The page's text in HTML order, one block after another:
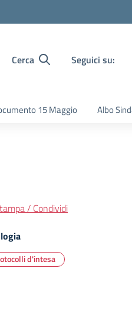
Cerca Seguici su:
15 Maggio Albo
/ Condividi
d'intesa